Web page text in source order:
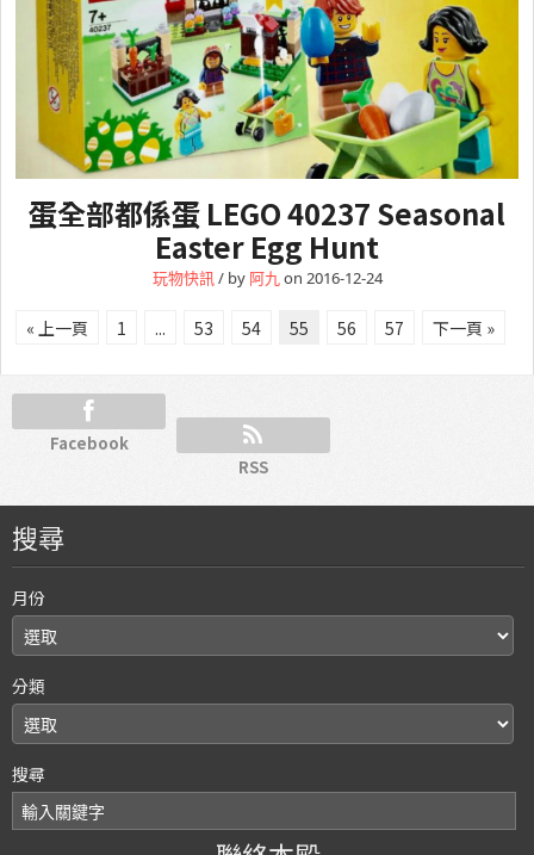
蛋全部都係蛋 LEGO 40237 Seasonal
Easter Egg Hunt
玩物快訊/ by 阿九on 2016-12-24
« 上一頁 1 ... 53 54 55 56 57 下一頁 »
Facebook
RSS
搜尋
月份
分類
搜尋